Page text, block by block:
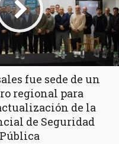
fue sede de un
regional para
de la
de Seguridad
Pública